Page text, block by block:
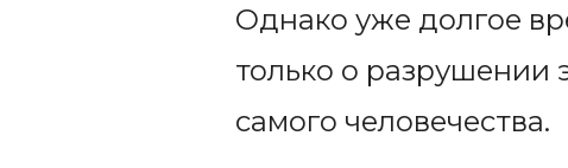
Однако уже долгое
только о разрушении
самого человечества.